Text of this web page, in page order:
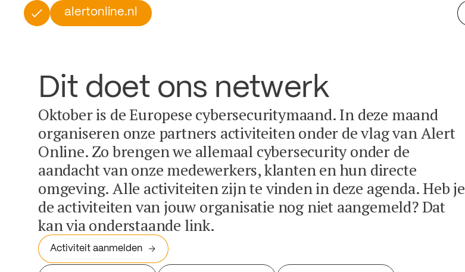
alertonline.nl
Dit doet ons netwerk
Oktober is de Europese cybersecuritymaand. In deze maand
organiseren onze partners activiteiten onder de vlag van Alert
Online. Zo brengen we allemaal cybersecurity onder de
aandacht van onze medewerkers, klanten en hun directe
omgeving. Alle activiteiten zijn te vinden in deze agenda. Heb je
de activiteiten van jouw organisatie nog niet aangemeld? Dat
kan via onderstaande link.
Activiteit aanmelden